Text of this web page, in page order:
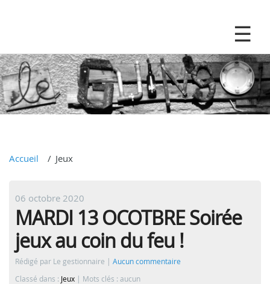
Accueil Jeux
06 octobre 2020
MARDI 13 OCOTBRE Soirée
jeux au coin du feu !
Rédigé par Le gestionnaire
Aucun commentaire
Classé dans : Jeux Mots clés : aucun